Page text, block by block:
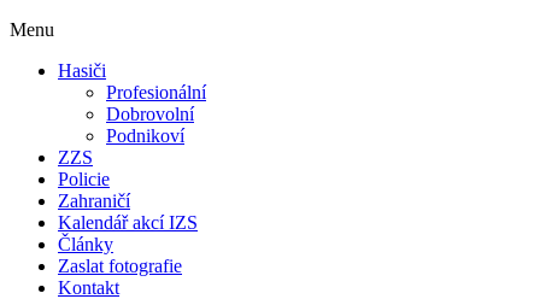
Menu
Hasiči
Profesionální
Dobrovolní
Podnikoví
ZZS
Policie
Zahraničí
Kalendář akcí IZS
Články
Zaslat fotografie
Kontakt